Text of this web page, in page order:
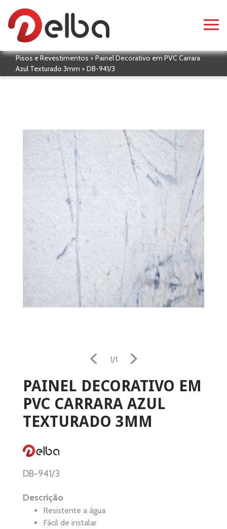
Aquecimento
Salamandra
Ventilação
Casa e Jardim
Pisos e Revestimentos > Painel Decorativo em PVC Carrara
Azul Texturado 3mm > DB-941/3
1/1
PAINEL DECORATIVO EM
PVC CARRARA AZUL
TEXTURADO 3MM
DB-941/3
Descrição
Resistente a água
Fácil de instalar